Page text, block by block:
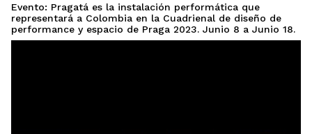
Evento: Pragatá es la instalación performática que
representará a Colombia en la Cuadrienal de diseño de
performance y espacio de Praga 2023. Junio 8 a Junio 18.